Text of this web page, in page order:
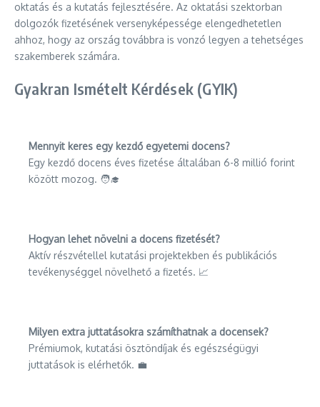
oktatás és a kutatás fejlesztésére. Az oktatási szektorban
dolgozók fizetésének versenyképessége elengedhetetlen
ahhoz, hogy az ország továbbra is vonzó legyen a tehetséges
szakemberek számára.
Gyakran Ismételt Kérdések (GYIK)
Mennyit keres egy kezdő egyetemi docens?
Egy kezdő docens éves fizetése általában 6-8 millió forint
között mozog. 🧑‍🎓
Hogyan lehet növelni a docens fizetését?
Aktív részvétellel kutatási projektekben és publikációs
tevékenységgel növelhető a fizetés. 📈
Milyen extra juttatásokra számíthatnak a docensek?
Prémiumok, kutatási ösztöndíjak és egészségügyi
juttatások is elérhetők. 💼